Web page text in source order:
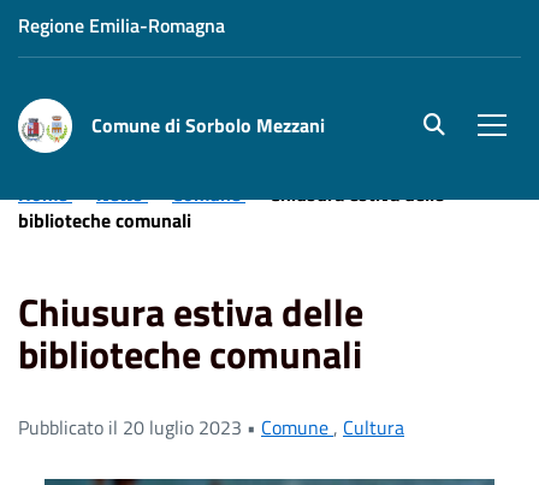
Regione Emilia-Romagna
Comune di Sorbolo Mezzani site.searc
Home News Comune
Chiusura estiva delle
biblioteche comunali
Chiusura estiva delle
biblioteche comunali
Pubblicato il 20 luglio 2023 • Comune, Cultura